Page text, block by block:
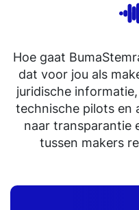
Hoe gaat
dat voor jou als
juridische
technische pilots en
naar transparantie
tussen makers